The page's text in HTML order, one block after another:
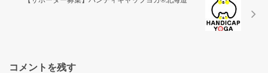
コメントを残す